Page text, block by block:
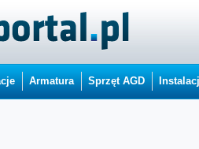
Armatura Sprzęt AGD